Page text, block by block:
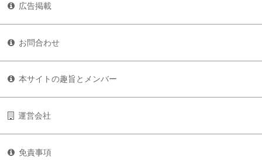
広告掲載
お問合わせ
本サイトの趣旨とメンバー
運営会社
免責事項